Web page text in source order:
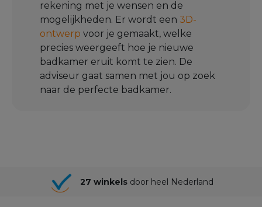
rekening met je wensen en de
mogelijkheden. Er wordt een 3D-
ontwerp voor je gemaakt, welke
precies weergeeft hoe je nieuwe
badkamer eruit komt te zien. De
adviseur gaat samen met jou op zoek
naar de perfecte badkamer.
27 winkels door heel Nederland